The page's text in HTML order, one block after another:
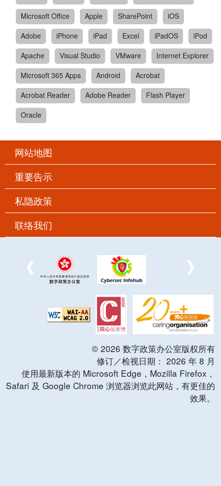
Microsoft Office
Apple SharePoint
iOS
Adobe
iPhone iPad Excel iPadOS
iPod
Apache
Visual Studio VMware
Internet Explorer
Microsoft 365 Apps
Android
Acrobat
Acrobat Reader
Adobe Reader
Flash Player
Oracle
网站地图
重要告示
私隐政策
联络我们
© 2026 数字政策办公室版权所有
修订／检视日期： 2026 年 8 月
使用最新版本的 Microsoft Edge，Mozilla Firefox，
Safari 及 Google Chrome 浏览器浏览此网站，有更佳的
效果。